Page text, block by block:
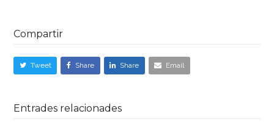
Compartir
Tweet Share Share Email
Entrades relacionades